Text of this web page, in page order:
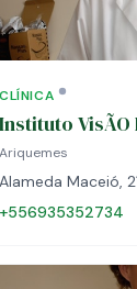
CLÍNICA
Instituto VisÃO
Ariquemes
Alameda Maceió,
+556935352734